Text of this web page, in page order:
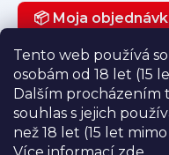
Tento web používá
osobám od 18 let (15
Dalším procházením
souhlas s jejich
než 18 let (15 let
📦 Moja
Můj účet
Přihlásit se
Registrace